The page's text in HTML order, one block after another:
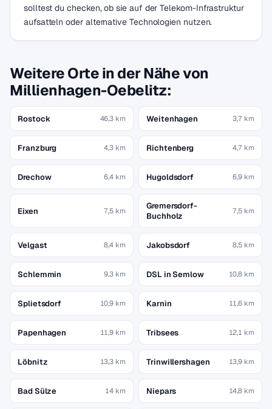
solltest du checken, ob sie auf der Telekom-Infrastruktur
aufsatteln oder alternative Technologien nutzen.
Weitere Orte in der Nähe von
Millienhagen-Oebelitz:
Rostock 46,3 km Weitenhagen 3,7 km
Franzburg 4,3 km Richtenberg 4,7 km
Drechow 6,4 km Hugoldsdorf 6,9 km
Eixen 7,5 km
Gremersdorf-
Buchholz
7,5 km
Velgast 8,4 km Jakobsdorf 8,5 km
Schlemmin 9,3 km DSL in Semlow 10,8 km
Splietsdorf 10,9 km Karnin 11,6 km
Papenhagen 11,9 km Tribsees 12,1 km
Löbnitz 13,3 km Trinwillershagen 13,9 km
Bad Sülze 14 km Niepars 14,8 km